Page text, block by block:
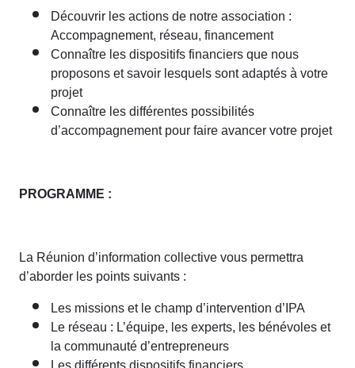
Découvrir les actions de notre association :
Accompagnement, réseau, financement
Connaître les dispositifs financiers que nous
proposons et savoir lesquels sont adaptés à votre
projet
Connaître les différentes possibilités
d’accompagnement pour faire avancer votre projet
PROGRAMME :
La Réunion d’information collective vous permettra
d’aborder les points suivants :
Les missions et le champ d’intervention d’IPA
Le réseau : L’équipe, les experts, les bénévoles et
la communauté d’entrepreneurs